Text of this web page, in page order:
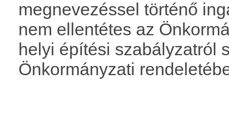
megnevezéssel történő
nem ellentétes az
helyi építési szabályzatról
Önkormányzati